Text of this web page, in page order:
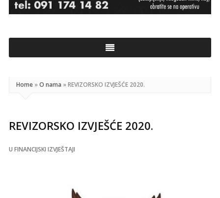
d.o.o.
Home »O nama »REVIZORSKO IZVJEŠĆE 2020.
REVIZORSKO IZVJEŠĆE 2020.
U FINANCIJSKI IZVJEŠTAJI